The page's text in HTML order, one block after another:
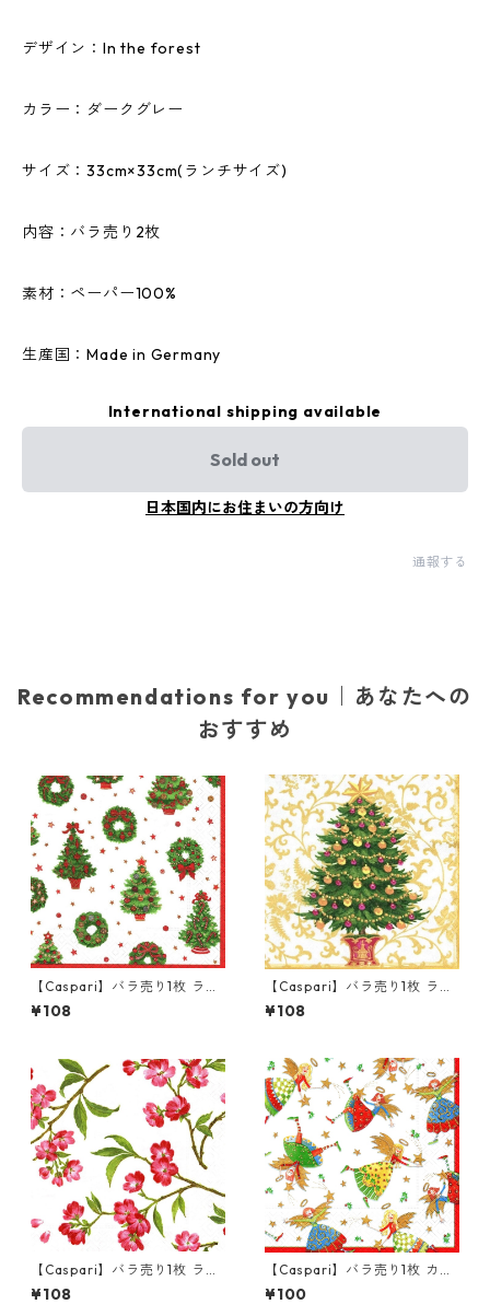
デザイン：In the forest
カラー：ダークグレー
サイズ：33cm×33cm(ランチサイズ)
内容：バラ売り2枚
素材：ペーパー100%
生産国：Made in Germany
International shipping available
Sold out
日本国内にお住まいの方向け
通報する
Recommendations for you｜あなたへの
おすすめ
【Caspari】バラ売り1枚 ラン
チサイズ ペーパーナプキン D
eck The Halls パールホワイト
¥108
【Caspari】バラ売り1枚 ラン
チサイズ ペーパーナプキン Gi
lded Tree ホワイト
¥108
【Caspari】バラ売り1枚 ラン
チサイズ ペーパーナプキン Ch
erry Blossoms ホワイト
¥108
【Caspari】バラ売り1枚 カク
テルサイズ ペーパーナプキン
Topsy Turvy パールホワイト
¥100